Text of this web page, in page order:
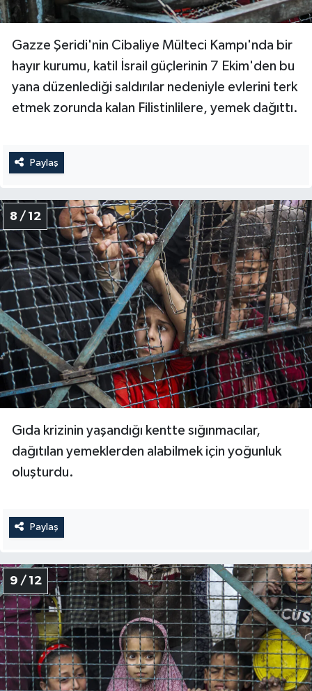
Gazze Şeridi'nin Cibaliye Mülteci Kampı'nda bir
hayır kurumu, katil İsrail güçlerinin 7 Ekim'den bu
yana düzenlediği saldırılar nedeniyle evlerini terk
etmek zorunda kalan Filistinlilere, yemek dağıttı.
Paylaş
8 / 12
Gıda krizinin yaşandığı kentte sığınmacılar,
dağıtılan yemeklerden alabilmek için yoğunluk
oluşturdu.
Paylaş
9 / 12